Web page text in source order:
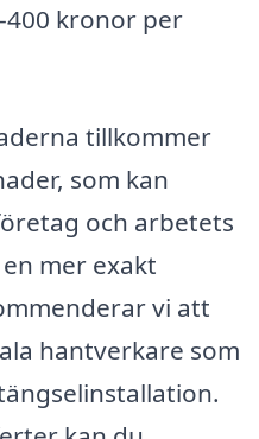
400 kronor per
tillkommer
som kan
och arbetets
mer exakt
vi att
hantverkare som